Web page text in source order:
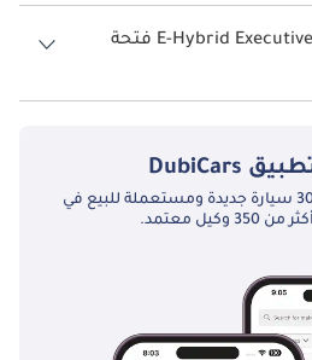
هل تحوي بورش باناميرا 4 E-Hybrid Executive فتحة
DubiCars
استكشف أكثر من 30،000 سيارة جديدة ومستعملة للبيع في
وكيل معتمد.